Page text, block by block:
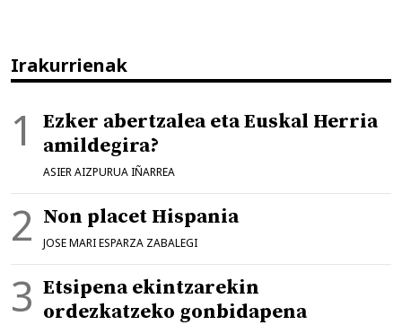
Irakurrienak
Ezker abertzalea eta Euskal Herria
amildegira?
ASIER AIZPURUA IÑARREA
Non placet Hispania
JOSE MARI ESPARZA ZABALEGI
Etsipena ekintzarekin
ordezkatzeko gonbidapena